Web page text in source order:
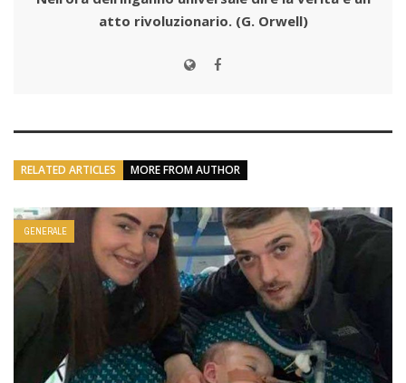
atto rivoluzionario. (G. Orwell)
RELATED ARTICLES MORE FROM AUTHOR
GENERALE